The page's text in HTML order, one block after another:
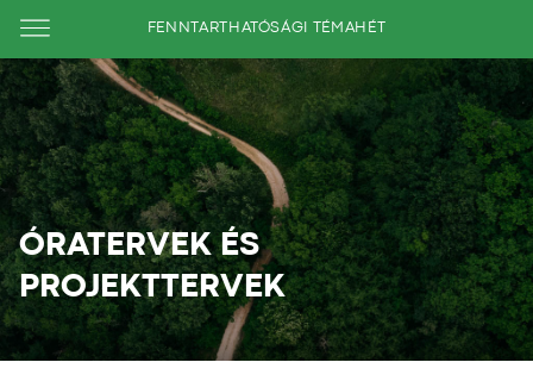
FENNTARTHATÓSÁGI TÉMAHÉT
ÓRATERVEK ÉS
PROJEKTTERVEK